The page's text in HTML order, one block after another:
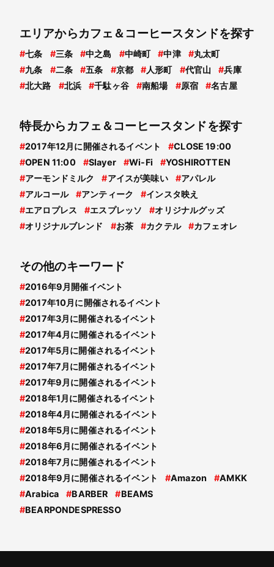
エリアからカフェ＆コーヒースタンドを探す
#七条 #三条 #中之島 #中崎町 #中津 #丸太町
#九条 #二条 #五条 #京都 #人形町 #代官山 #兵庫
#北大路 #北浜 #千駄ヶ谷 #南船場 #原宿 #名古屋
特長からカフェ＆コーヒースタンドを探す
#2017年12月に開催されるイベント #CLOSE 19:00
#OPEN 11:00 #Slayer #Wi-Fi #YOSHIROTTEN
#アーモンドミルク #アイスが美味い #アパレル
#アルコール #アンティーク #インスタ映え
#エアロプレス #エスプレッソ #オリジナルグッズ
#オリジナルブレンド #お茶 #カクテル #カフェオレ
その他のキーワード
#2016年9月開催イベント
#2017年10月に開催されるイベント
#2017年3月に開催されるイベント
#2017年4月に開催されるイベント
#2017年5月に開催されるイベント
#2017年7月に開催されるイベント
#2017年9月に開催されるイベント
#2018年1月に開催されるイベント
#2018年4月に開催されるイベント
#2018年5月に開催されるイベント
#2018年6月に開催されるイベント
#2018年7月に開催されるイベント
#2018年9月に開催されるイベント #Amazon #AMKK
#Arabica #BARBER #BEAMS
#BEARPONDESPRESSO